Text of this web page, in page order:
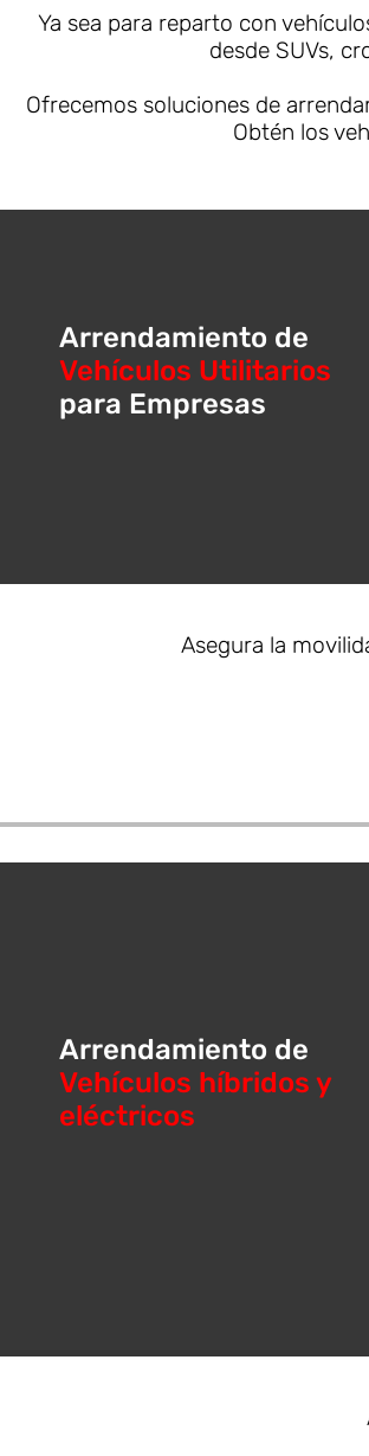
Ya sea para reparto con
desde SUVs,
Ofrecemos soluciones de
Obtén los
Arrendamiento de
Vehículos Utilitarios
para Empresas
Asegura la
Arrendamiento de
Vehículos híbridos y
eléctricos